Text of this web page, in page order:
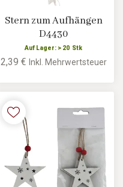
Stern zum Aufhängen
D4430
Auf Lager: > 20 Stk
2,39 € Inkl. Mehrwertsteuer